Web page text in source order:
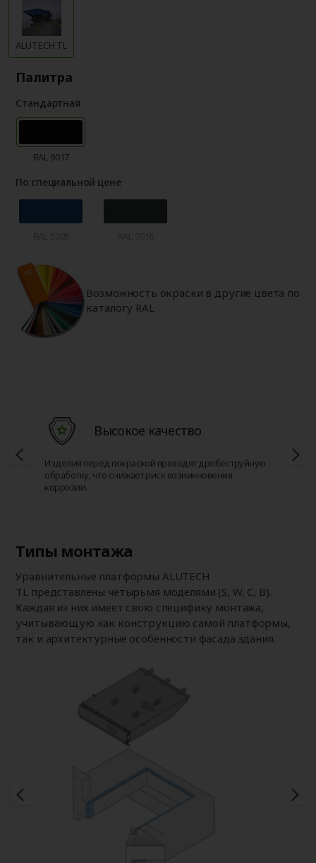
ALUTECH TL
Палитра
Стандартная
RAL 9017
По специальной цене
Возможность окраски в другие цвета по
каталогу RAL
Высокое качество
Изделия перед покраской проходят дробеструйную
обработку, что снижает риск возникновения
коррозии.
Типы монтажа
Уравнительные платформы ALUTECH
TL представлены четырьмя моделями (S, W, C, B).
Каждая из них имеет свою специфику монтажа,
учитывающую как конструкцию самой платформы,
так и архитектурные особенности фасада здания.